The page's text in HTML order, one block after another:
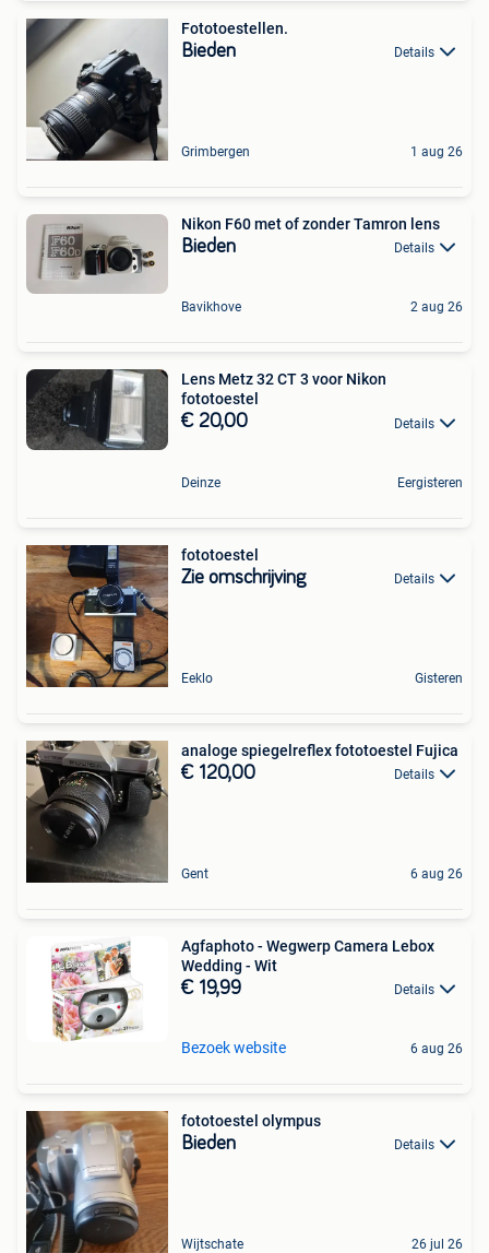
Fototoestellen.
Bieden Details
Grimbergen 1 aug 26
Nikon F60 met of zonder Tamron lens
Bieden Details
Bavikhove 2 aug 26
Lens Metz 32 CT 3 voor Nikon
fototoestel
€ 20,00 Details
Deinze Eergisteren
fototoestel
Zie omschrijving Details
Eeklo Gisteren
analoge spiegelreflex fototoestel Fujica
€ 120,00 Details
Gent 6 aug 26
Agfaphoto - Wegwerp Camera Lebox
Wedding - Wit
€ 19,99 Details
Bezoek website 6 aug 26
fototoestel olympus
Bieden Details
Wijtschate 26 jul 26